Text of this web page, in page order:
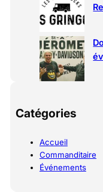
Catégories
Accueil
Commanditaire
Événements